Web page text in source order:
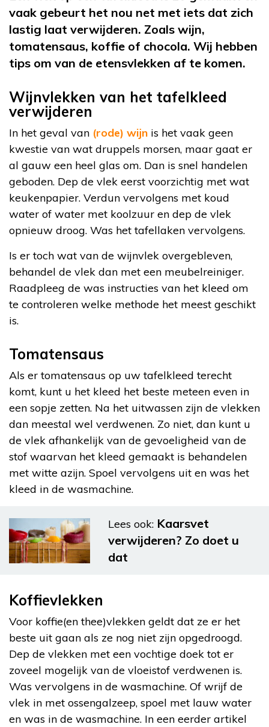
vaak gebeurt het nou net met iets dat zich
lastig laat verwijderen. Zoals wijn,
tomatensaus, koffie of chocola. Wij hebben
tips om van de etensvlekken af te komen.
Wijnvlekken van het tafelkleed
verwijderen
In het geval van (rode) wijn is het vaak geen
kwestie van wat druppels morsen, maar gaat er
al gauw een heel glas om. Dan is snel handelen
geboden. Dep de vlek eerst voorzichtig met wat
keukenpapier. Verdun vervolgens met koud
water of water met koolzuur en dep de vlek
opnieuw droog. Was het tafellaken vervolgens.
Is er toch wat van de wijnvlek overgebleven,
behandel de vlek dan met een meubelreiniger.
Raadpleeg de was instructies van het kleed om
te controleren welke methode het meest geschikt
is.
Tomatensaus
Als er tomatensaus op uw tafelkleed terecht
komt, kunt u het kleed het beste meteen even in
een sopje zetten. Na het uitwassen zijn de vlekken
dan meestal wel verdwenen. Zo niet, dan kunt u
de vlek afhankelijk van de gevoeligheid van de
stof waarvan het kleed gemaakt is behandelen
met witte azijn. Spoel vervolgens uit en was het
kleed in de wasmachine.
Lees ook: Kaarsvet
verwijderen? Zo doet u
dat
Koffievlekken
Voor koffie(en thee)vlekken geldt dat ze er het
beste uit gaan als ze nog niet zijn opgedroogd.
Dep de vlekken met een vochtige doek tot er
zoveel mogelijk van de vloeistof verdwenen is.
Was vervolgens in de wasmachine. Of wrijf de
vlek in met ossengalzeep, spoel met lauw water
en was in de wasmachine. In een eerder artikel